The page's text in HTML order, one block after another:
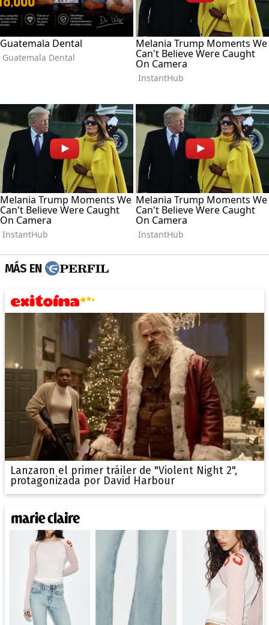
MÁS EN
Lanzaron el primer tráiler de "Violent Night 2",
protagonizada por David Harbour